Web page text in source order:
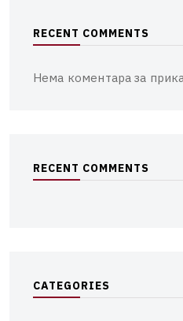
RECENT COMMENTS
Нема коментара за
RECENT COMMENTS
CATEGORIES